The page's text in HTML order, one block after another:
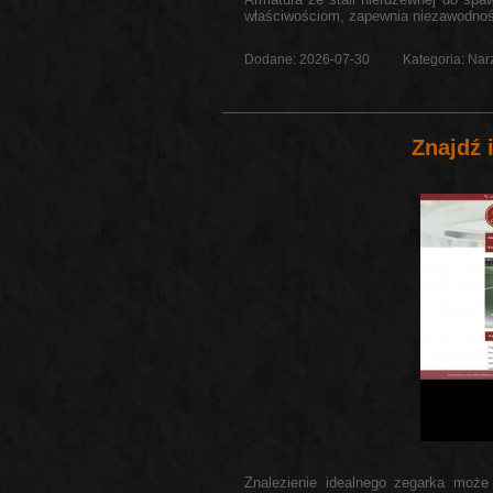
właściwościom, zapewnia
Dodane: 2026-07-30 Kategoria:
Znalezienie idealnego zegarka